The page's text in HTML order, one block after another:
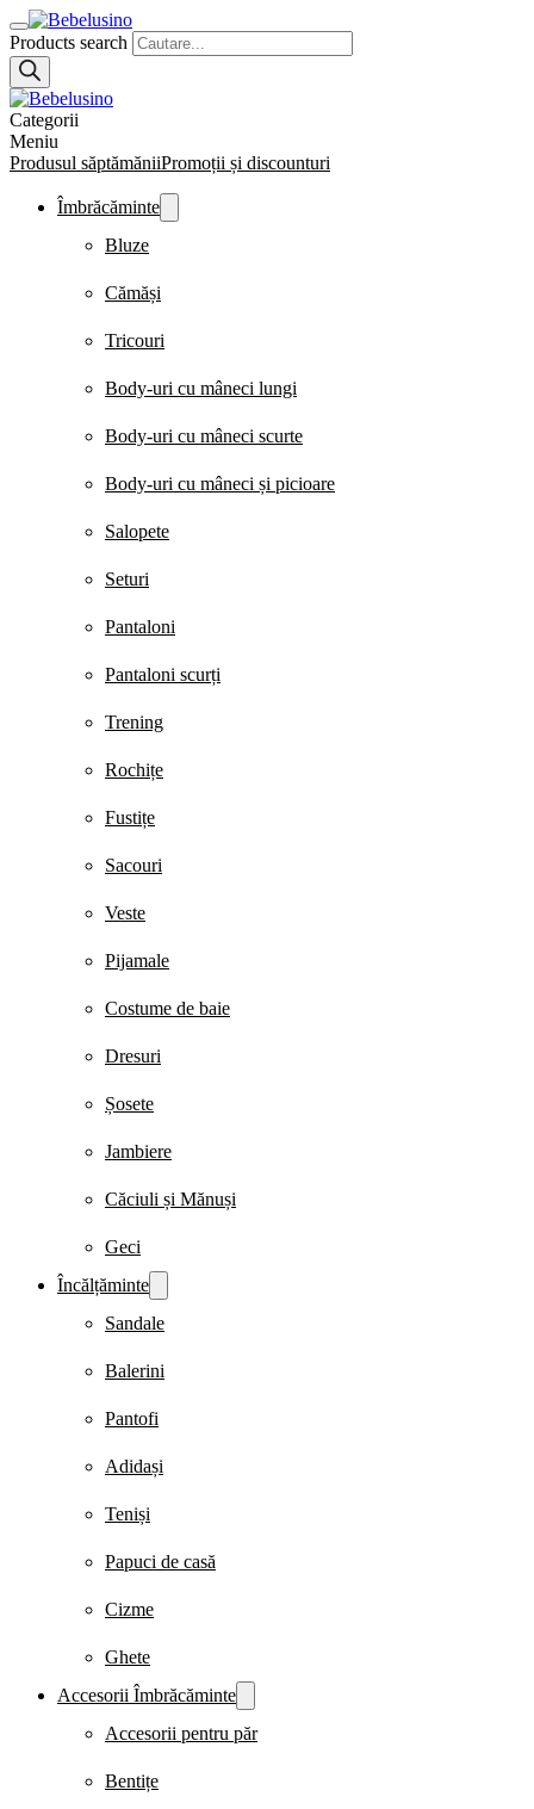
Products search
Categorii
Meniu
Produsul săptămăniiPromoții și discounturi
Îmbrăcăminte
Bluze
Cămăși
Tricouri
Body-uri cu mâneci lungi
Body-uri cu mâneci scurte
Body-uri cu mâneci și picioare
Salopete
Seturi
Pantaloni
Pantaloni scurți
Trening
Rochițe
Fustițe
Sacouri
Veste
Pijamale
Costume de baie
Dresuri
Șosete
Jambiere
Căciuli și Mănuși
Geci
Încălțăminte
Sandale
Balerini
Pantofi
Adidași
Teniși
Papuci de casă
Cizme
Ghete
Accesorii Îmbrăcăminte
Accesorii pentru păr
Bentițe